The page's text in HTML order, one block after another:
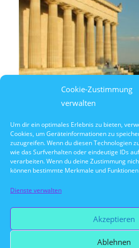
Cookie-Zustimmung
verwalten
Um dir ein optimales Erlebnis zu bieten,
Cookies, um Geräteinformationen zu
zuzugreifen. Wenn du diesen Technologien
wie das Surfverhalten oder eindeutige IDs
verarbeiten. Wenn du deine Zustimmung
können bestimmte Merkmale und
Dienste verwalten
Akzeptieren
Ablehnen
10. Oktober 2026
10:30 Uhr Walhalla
Vorherige
Nächste